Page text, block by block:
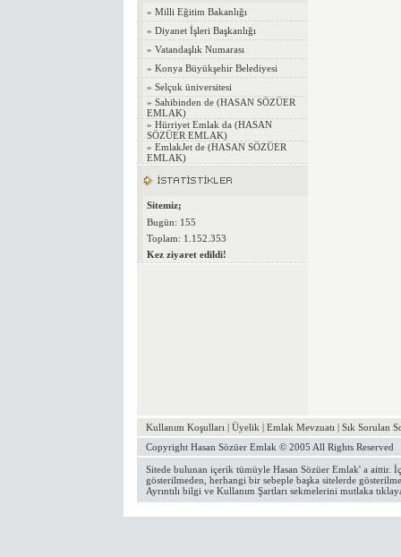
» Milli Eğitim Bakanlığı
» Diyanet İşleri Başkanlığı
» Vatandaşlık Numarası
» Konya Büyükşehir Belediyesi
» Selçuk üniversitesi
» Sahibinden de (HASAN SÖZÜER
EMLAK)
» Hürriyet Emlak da (HASAN
SÖZÜER EMLAK)
» EmlakJet de (HASAN SÖZÜER
EMLAK)
Sitemiz;
Bugün: 155
Toplam: 1.152.353
Kez ziyaret edildi!
Kullanım Koşulları | Üyelik | Emlak Mevzuatı | Sık Sorulan
Copyright Hasan Sözüer Emlak © 2005 All Rights Reserved
Sitede bulunan içerik tümüyle Hasan Sözüer Emlak' a aittir.
gösterilmeden, herhangi bir sebeple başka sitelerde
Ayrıntılı bilgi ve Kullanım Şartları sekmelerini mutlaka